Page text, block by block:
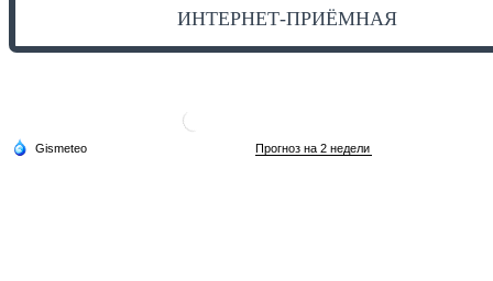
ИНТЕРНЕТ-ПРИЁМНАЯ